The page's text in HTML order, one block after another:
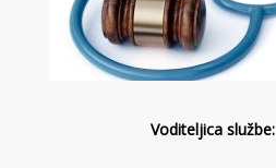
Voditeljica službe: